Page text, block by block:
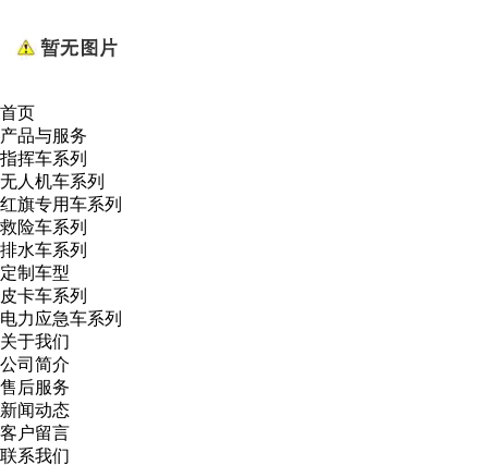
首页
产品与服务
指挥车系列
无人机车系列
红旗专用车系列
救险车系列
排水车系列
定制车型
皮卡车系列
电力应急车系列
关于我们
公司简介
售后服务
新闻动态
客户留言
联系我们